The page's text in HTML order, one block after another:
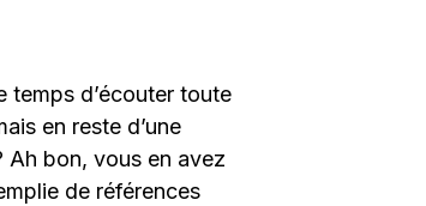
temps d’écouter toute
en reste d’une
Ah bon, vous en avez
de références